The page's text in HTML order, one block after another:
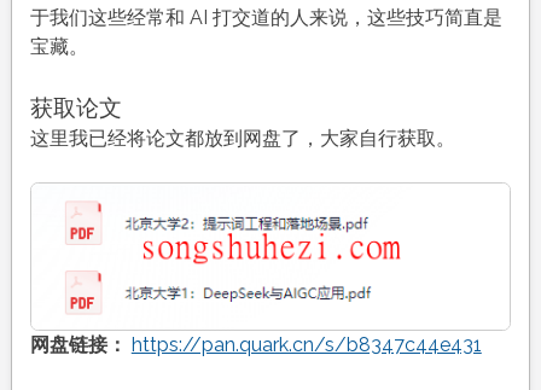
于我们这些经常和 AI 打交道的人来说，这些技巧简直是
宝藏。
获取论文
这里我已经将论文都放到网盘了，大家自行获取。
网盘链接： https://pan.quark.cn/s/b8347c44e431